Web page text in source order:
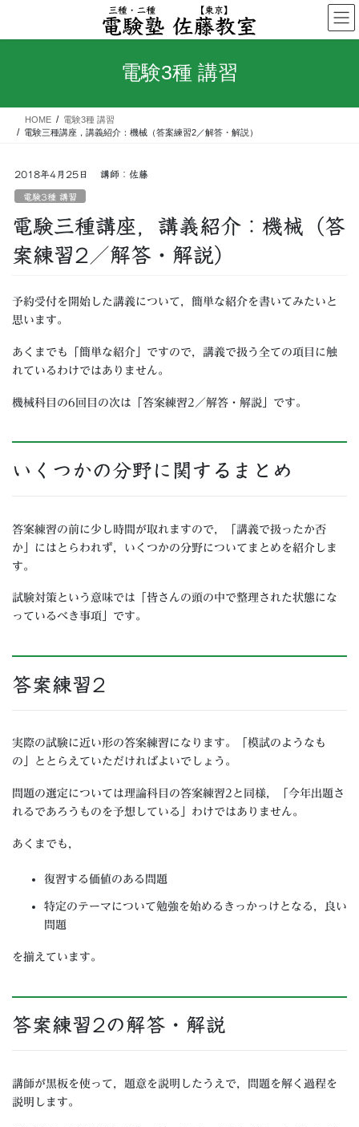
テ
ス
ゲ
ン
電験3種 講習
HOME
電験3種 講習
電験三種講座，講義紹介：機械（答案練習2／解答・解説）
2018年4月25日 講師：佐藤
電験3種 講習
電験三種講座，講義紹介：機械（答
案練習2／解答・解説）
予約受付を開始した講義について，簡単な紹介を書いてみたいと
思います。
あくまでも「簡単な紹介」ですので，講義で扱う全ての項目に触
れているわけではありません。
機械科目の6回目の次は「答案練習2／解答・解説」です。
いくつかの分野に関するまとめ
答案練習の前に少し時間が取れますので，「講義で扱ったか否
か」にはとらわれず，いくつかの分野についてまとめを紹介しま
す。
試験対策という意味では「皆さんの頭の中で整理された状態にな
っているべき事項」です。
答案練習2
実際の試験に近い形の答案練習になります。「模試のようなも
の」ととらえていただければよいでしょう。
問題の選定については理論科目の答案練習2と同様，「今年出題さ
れるであろうものを予想している」わけではありません。
あくまでも，
復習する価値のある問題
特定のテーマについて勉強を始めるきっかっけとなる，良い
問題
を揃えています。
答案練習2の解答・解説
講師が黒板を使って，題意を説明したうえで，問題を解く過程を
説明します。